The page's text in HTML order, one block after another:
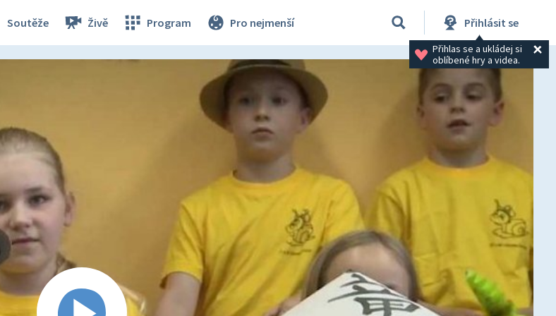
Soutěže Živě Program Pro nejmenší Přihlásit se
Přihlas se a ukládej si
oblíbené hry a videa.